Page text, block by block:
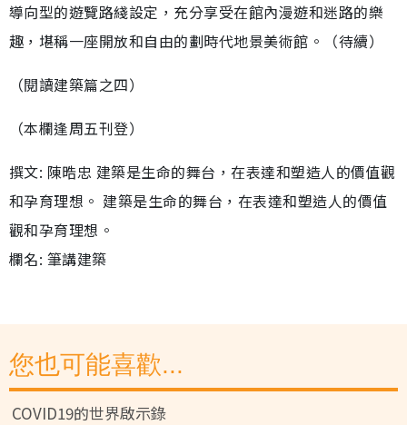
導向型的遊覽路綫設定，充分享受在館內漫遊和迷路的樂
趣，堪稱一座開放和自由的劃時代地景美術館。（待續）
（閱讀建築篇之四）
（本欄逢周五刊登）
撰文: 陳晧忠 建築是生命的舞台，在表達和塑造人的價值觀
和孕育理想。 建築是生命的舞台，在表達和塑造人的價值
觀和孕育理想。
欄名: 筆講建築
您也可能喜歡...
COVID19的世界啟示錄